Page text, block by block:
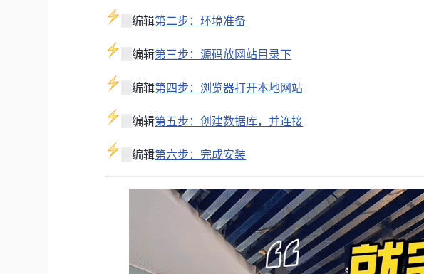
编辑第二步：环境准备
编辑第三步：源码放网站目录下
编辑第四步：浏览器打开本地网站
编辑第五步：创建数据库，并连接
编辑第六步：完成安装